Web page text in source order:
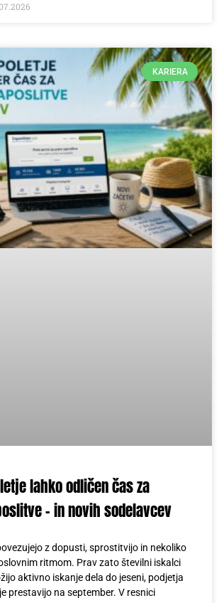
KARIERA
lahko odličen čas za
– in novih sodelavcev
z dopusti, sprostitvijo in nekoliko
ritmom. Prav zato številni iskalci
aktivno iskanje dela do jeseni, podjetja
prestavijo na september. V resnici